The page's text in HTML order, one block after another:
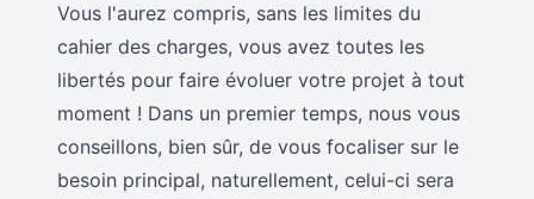
Vous l'aurez compris, sans les limites du
cahier des charges, vous avez toutes les
libertés pour faire évoluer votre projet à tout
moment ! Dans un premier temps, nous vous
conseillons, bien sûr, de vous focaliser sur le
besoin principal, naturellement, celui-ci sera